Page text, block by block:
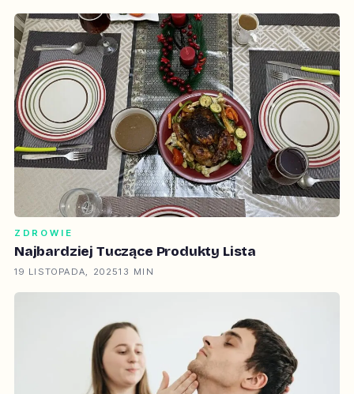
ZDROWIE
Najbardziej Tuczące Produkty Lista
19 LISTOPADA, 202513 MIN